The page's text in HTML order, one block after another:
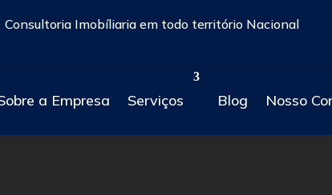
Consultoria Imobíliaria em todo território Nacional
a Empresa Serviços Blog Nosso